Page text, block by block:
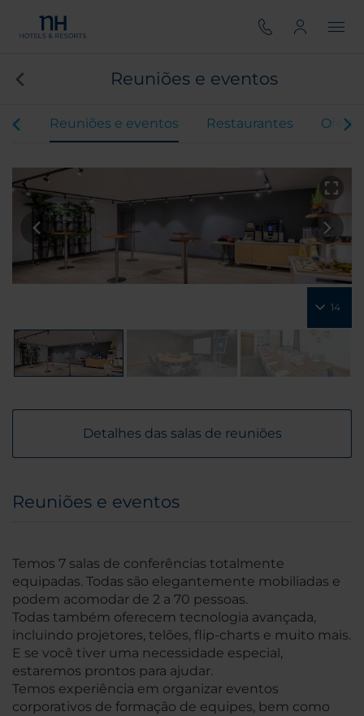
Reuniões e eventos
Reuniões e eventos Restaurantes
14
Detalhes das salas de reuniões
Reuniões e eventos
Temos 7 salas de conferências totalmente
equipadas. Todas são elegantemente mobiliadas e
podem acomodar de 2 a 70 pessoas.
Todas também oferecem tecnologia avançada,
incluindo projetores, telões, flip-charts e muito mais.
E se você tiver uma necessidade especial,
estaremos prontos para ajudar.
Temos experiência em organizar eventos
corporativos de formação de equipes, bem como